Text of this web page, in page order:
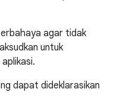
agar tidak
untuk
dapat dideklarasikan